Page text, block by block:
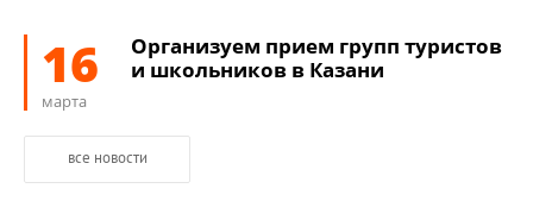
16
марта
Организуем прием групп туристов
и школьников в Казани
все новости